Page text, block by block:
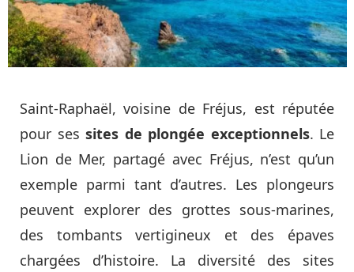
Saint-Raphaël, voisine de Fréjus, est réputée
pour ses sites de plongée exceptionnels. Le
Lion de Mer, partagé avec Fréjus, n’est qu’un
exemple parmi tant d’autres. Les plongeurs
peuvent explorer des grottes sous-marines,
des tombants vertigineux et des épaves
chargées d’histoire. La diversité des sites